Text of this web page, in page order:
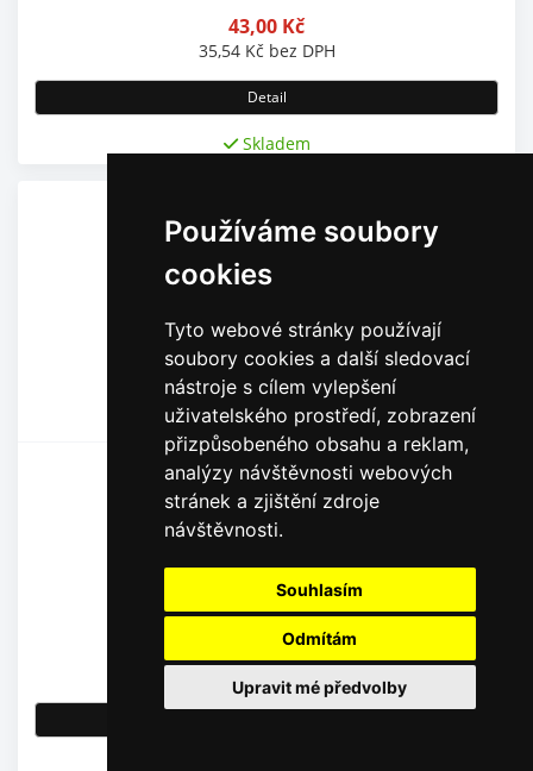
Používáme soubory
cookies
Tyto webové stránky používají
soubory cookies a další sledovací
nástroje s cílem vylepšení
uživatelského prostředí, zobrazení
přizpůsobeného obsahu a reklam,
analýzy návštěvnosti webových
stránek a zjištění zdroje
návštěvnosti.
Souhlasím
Odmítám
Upravit mé předvolby
43,00 Kč
35,54 Kč bez DPH
Detail
Skladem
Irritec Závitová víčka / 4" Typ: 2 1/2"
149,00Kč
123,14 Kčbez DPH